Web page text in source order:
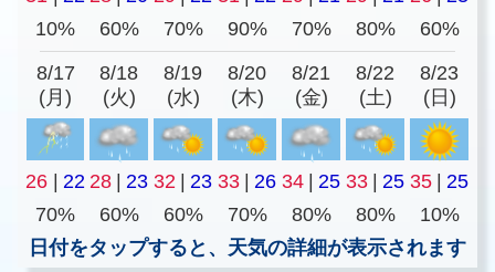
10%
60% 70% 90% 70% 80% 60%
8/17
(月)
8/18
(火)
8/19
(水)
8/20
(木)
8/21
(金)
8/22
(土)
8/23
(日)
26 22 28 23 32 23 33 26 34 25 33 25 35
25
70%
60% 60% 70% 80% 80%
10%
日付をタップすると、天気の詳細が表示されます